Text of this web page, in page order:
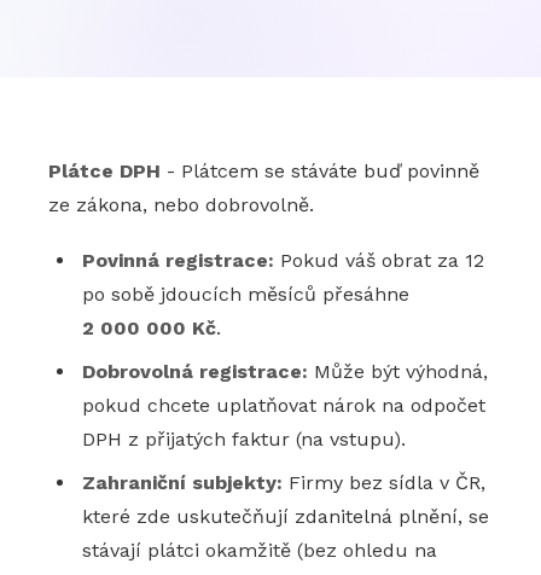
Plátce DPH - Plátcem se stáváte buď povinně
ze zákona, nebo dobrovolně.
Povinná registrace: Pokud váš obrat za 12
po sobě jdoucích měsíců přesáhne
2 000 000 Kč.
Dobrovolná registrace: Může být výhodná,
pokud chcete uplatňovat nárok na odpočet
DPH z přijatých faktur (na vstupu).
Zahraniční subjekty: Firmy bez sídla v ČR,
které zde uskutečňují zdanitelná plnění, se
stávají plátci okamžitě (bez ohledu na